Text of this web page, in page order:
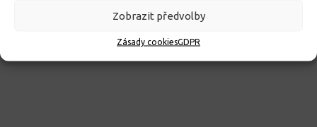
Zobrazit předvolby
Zásady cookiesGDPR